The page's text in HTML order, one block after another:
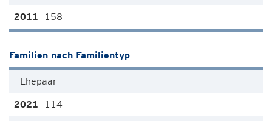
158
Familien nach Familientyp
Ehepaar
114